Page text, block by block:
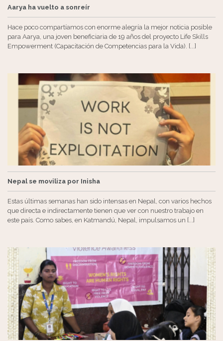
Aarya ha vuelto a sonreír
Hace poco compartíamos con enorme alegría la mejor noticia posible
para Aarya, una joven beneficiaria de 19 años del proyecto Life Skills
Empowerment (Capacitación de Competencias para la Vida). [...]
Nepal se moviliza por Inisha
Estas últimas semanas han sido intensas en Nepal, con varios hechos
que directa e indirectamente tienen que ver con nuestro trabajo en
este país. Como sabes, en Katmandú, Nepal, impulsamos un [...]